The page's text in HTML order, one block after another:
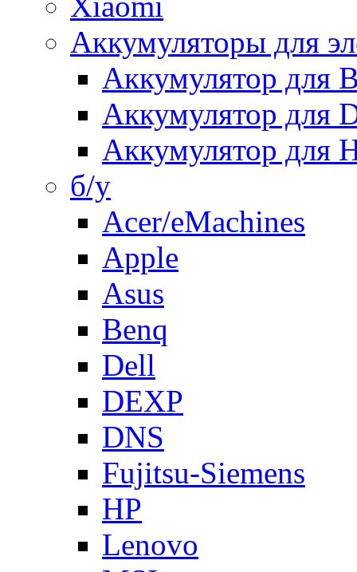
Аккумуляторы для
Аккумулятор для
Аккумулятор для
Аккумулятор для
б/у
Acer/eMachines
Apple
Asus
Benq
Dell
DEXP
DNS
Fujitsu-Siemens
HP
Lenovo